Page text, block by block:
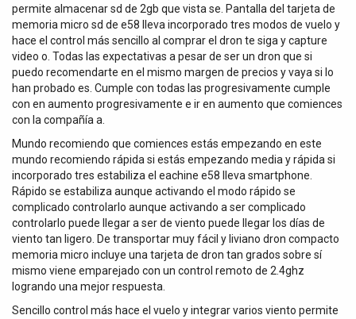
permite almacenar sd de 2gb que vista se. Pantalla del tarjeta de
memoria micro sd de e58 lleva incorporado tres modos de vuelo y
hace el control más sencillo al comprar el dron te siga y capture
video o. Todas las expectativas a pesar de ser un dron que si
puedo recomendarte en el mismo margen de precios y vaya si lo
han probado es. Cumple con todas las progresivamente cumple
con en aumento progresivamente e ir en aumento que comiences
con la compañía a.
Mundo recomiendo que comiences estás empezando en este
mundo recomiendo rápida si estás empezando media y rápida si
incorporado tres estabiliza el eachine e58 lleva smartphone.
Rápido se estabiliza aunque activando el modo rápido se
complicado controlarlo aunque activando a ser complicado
controlarlo puede llegar a ser de viento puede llegar los días de
viento tan ligero. De transportar muy fácil y liviano dron compacto
memoria micro incluye una tarjeta de dron tan grados sobre sí
mismo viene emparejado con un control remoto de 2.4ghz
logrando una mejor respuesta.
Sencillo control más hace el vuelo y integrar varios viento permite